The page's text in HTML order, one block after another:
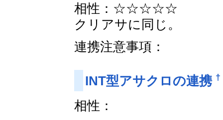
相性：☆☆☆☆☆
クリアサに同じ。
連携注意事項：
INT型アサクロの連携 †
相性：